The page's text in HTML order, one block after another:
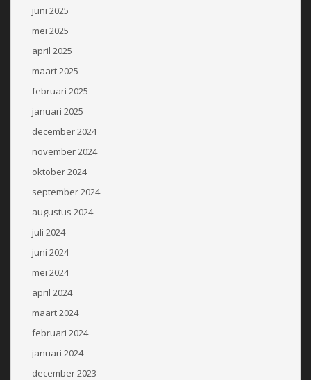
juni 2025
mei 2025
april 2025
maart 2025
februari 2025
januari 2025
december 2024
november 2024
oktober 2024
september 2024
augustus 2024
juli 2024
juni 2024
mei 2024
april 2024
maart 2024
februari 2024
januari 2024
december 2023